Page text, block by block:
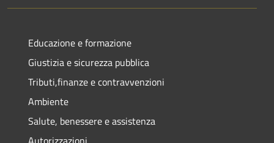
Educazione e formazione
Giustizia e sicurezza pubblica
Tributi,finanze e contravvenzioni
Ambiente
Salute, benessere e assistenza